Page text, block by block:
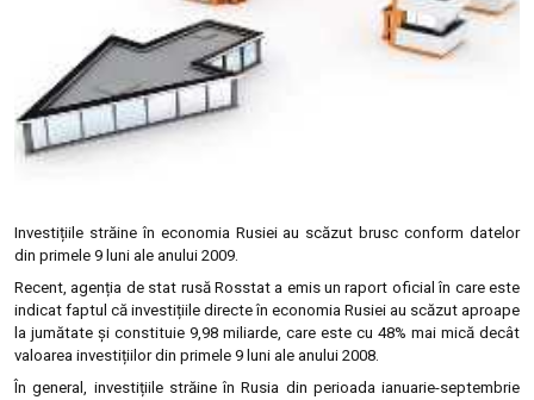
Investițiile străine în economia Rusiei au scăzut brusc conform datelor
din primele 9 luni ale anului 2009.
Recent, agenția de stat rusă Rosstat a emis un raport oficial în care este
indicat faptul că investițiile directe în economia Rusiei au scăzut aproape
la jumătate și constituie 9,98 miliarde, care este cu 48% mai mică decât
valoarea investițiilor din primele 9 luni ale anului 2008.
În general, investițiile străine în Rusia din perioada ianuarie-septembrie